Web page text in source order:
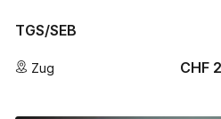
TGS/SEB
Zug CHF